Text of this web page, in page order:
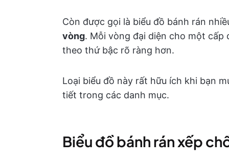
Còn được gọi là biểu đồ bánh rán
vòng. Mỗi vòng đại diện cho một
theo thứ bậc rõ ràng hơn.
Loại biểu đồ này rất hữu ích khi bạn
tiết trong các danh mục.
Biểu đồ bánh rán xếp